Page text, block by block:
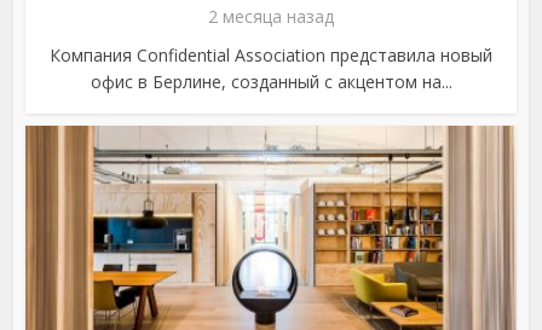
2 месяца назад
Компания Confidential Association представила новый
офис в Берлине, созданный с акцентом на...